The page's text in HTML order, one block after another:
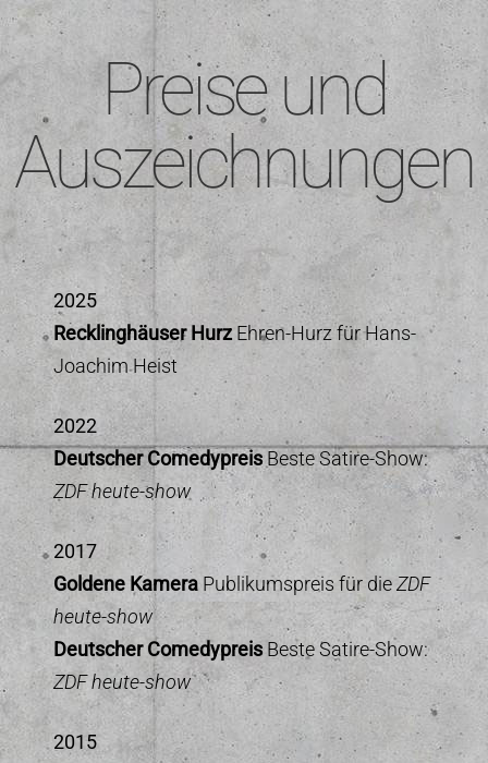
Preise und
Auszeichnungen
2025
Recklinghäuser HurzEhren-Hurz für Hans-
Joachim Heist
2022
Deutscher ComedypreisBeste Satire-Show:
ZDF heute-show
2017
Goldene Kamera Publikumspreis für dieZDF
heute-show
Deutscher ComedypreisBeste Satire-Show:
ZDF heute-show
2015